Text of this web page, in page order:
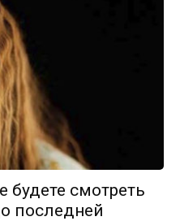
смотреть
последней